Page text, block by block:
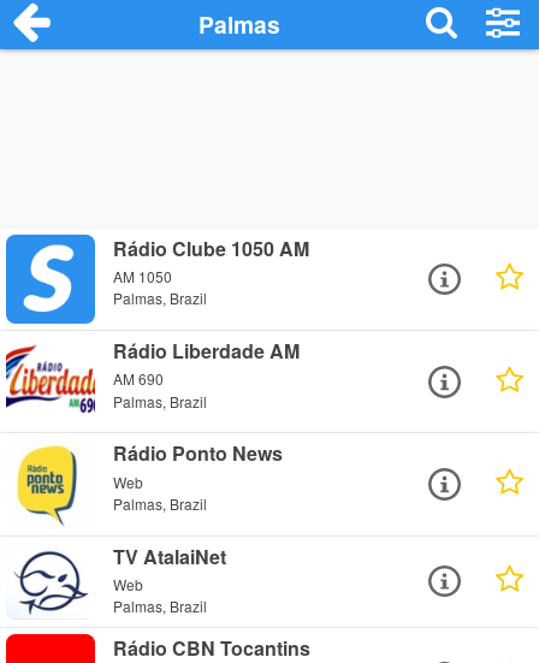
Palmas
Rádio Clube 1050 AM
AM 1050
Palmas, Brazil
Rádio Liberdade AM
AM 690
Palmas, Brazil
Rádio Ponto News
Web
Palmas, Brazil
TV AtalaiNet
Web
Palmas, Brazil
Rádio CBN Tocantins